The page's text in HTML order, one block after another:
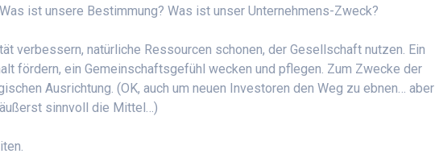
ist unsere Bestimmung? Was ist unser Unternehmens-Zweck?
verbessern, natürliche Ressourcen schonen, der Gesellschaft nutzen. Ein
fördern, ein Gemeinschaftsgefühl wecken und pflegen. Zum Zwecke der
Ausrichtung. (OK, auch um neuen Investoren den Weg zu ebnen… aber
sinnvoll die Mittel…)